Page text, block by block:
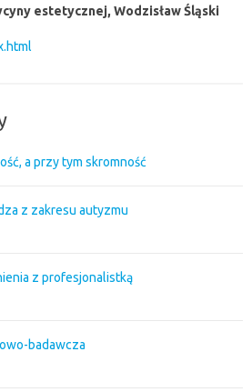
estetycznej, Wodzisław Śląski
a przy tym skromność
z zakresu autyzmu
z profesjonalistką
badawcza